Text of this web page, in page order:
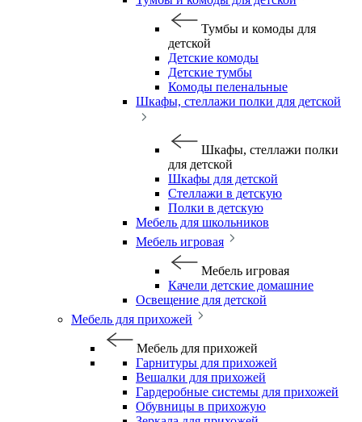
Тумбы и комоды для
детской
Детские комоды
Детские тумбы
Комоды пеленальные
Шкафы, стеллажи полки для детской
Шкафы, стеллажи полки
для детской
Шкафы для детской
Стеллажи в детскую
Полки в детскую
Мебель для школьников
Мебель игровая
Мебель игровая
Качели детские домашние
Освещение для детской
Мебель для прихожей
Мебель для прихожей
Гарнитуры для прихожей
Вешалки для прихожей
Гардеробные системы для прихожей
Обувницы в прихожую